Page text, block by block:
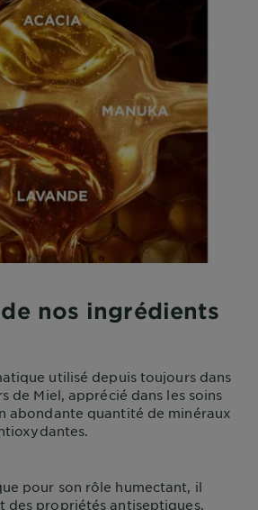
nos ingrédients
utilisé depuis toujours dans
de Miel, apprécié dans les soins
abondante quantité de minéraux
pour son rôle humectant, il
des propriétés antiseptiques.